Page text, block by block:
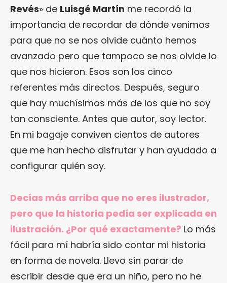
Revés» de Luisgé Martín me recordó la
importancia de recordar de dónde venimos
para que no se nos olvide cuánto hemos
avanzado pero que tampoco se nos olvide lo
que nos hicieron. Esos son los cinco
referentes más directos. Después, seguro
que hay muchísimos más de los que no soy
tan consciente. Antes que autor, soy lector.
En mi bagaje conviven cientos de autores
que me han hecho disfrutar y han ayudado a
configurar quién soy.
Decías más arriba que no eres ilustrador,
pero que la historia pedía ser explicada en
ilustración. ¿Por qué exactamente? Lo más
fácil para mí habría sido contar mi historia
en forma de novela. Llevo sin parar de
escribir desde que era un niño, pero no he